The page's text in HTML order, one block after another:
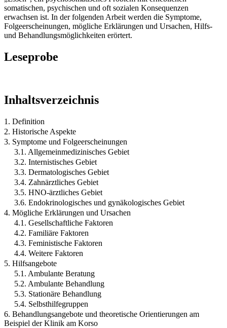
somatischen, psychischen und oft sozialen Konsequenzen
erwachsen ist. In der folgenden Arbeit werden die Symptome,
Folgeerscheinungen, mögliche Erklärungen und Ursachen, Hilfs-
und Behandlungsmöglichkeiten erörtert.
Leseprobe
Inhaltsverzeichnis
1. Definition
2. Historische Aspekte
3. Symptome und Folgeerscheinungen
3.1. Allgemeinmedizinisches Gebiet
3.2. Internistisches Gebiet
3.3. Dermatologisches Gebiet
3.4. Zahnärztliches Gebiet
3.5. HNO-ärztliches Gebiet
3.6. Endokrinologisches und gynäkologisches Gebiet
4. Mögliche Erklärungen und Ursachen
4.1. Gesellschaftliche Faktoren
4.2. Familiäre Faktoren
4.3. Feministische Faktoren
4.4. Weitere Faktoren
5. Hilfsangebote
5.1. Ambulante Beratung
5.2. Ambulante Behandlung
5.3. Stationäre Behandlung
5.4. Selbsthilfegruppen
6. Behandlungsangebote und theoretische Orientierungen am
Beispiel der Klinik am Korso